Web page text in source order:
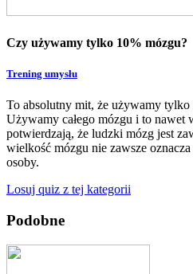
Czy używamy tylko 10% mózgu?
Trening umysłu
To absolutny mit, że używamy
Używamy całego mózgu i to nawet
potwierdzają, że ludzki mózg jest
wielkość mózgu nie zawsze
osoby.
Losuj quiz z tej kategorii
Podobne